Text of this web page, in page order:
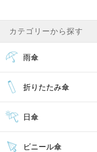
カテゴリーから探す
雨傘
折りたたみ傘
日傘
ビニール傘